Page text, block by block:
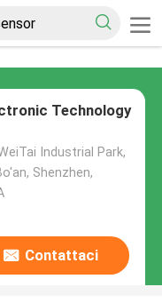
Technology
Industrial Park,
Shenzhen,
Contattaci